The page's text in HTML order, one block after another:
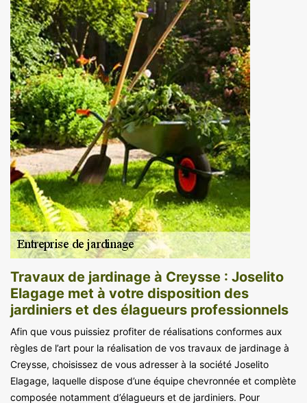
Travaux de jardinage à Creysse : Joselito
Elagage met à votre disposition des
jardiniers et des élagueurs professionnels
Afin que vous puissiez profiter de réalisations conformes aux
règles de l’art pour la réalisation de vos travaux de jardinage à
Creysse, choisissez de vous adresser à la société Joselito
Elagage, laquelle dispose d’une équipe chevronnée et complète
composée notamment d’élagueurs et de jardiniers. Pour